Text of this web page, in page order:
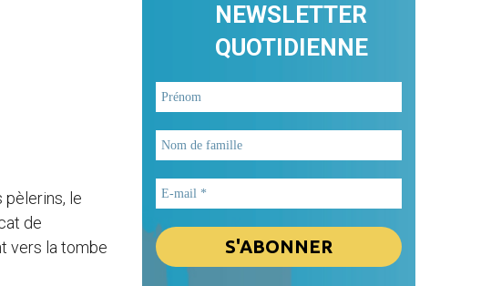
pèlerins, le
de
vers la tombe
NEWSLETTER
QUOTIDIENNE